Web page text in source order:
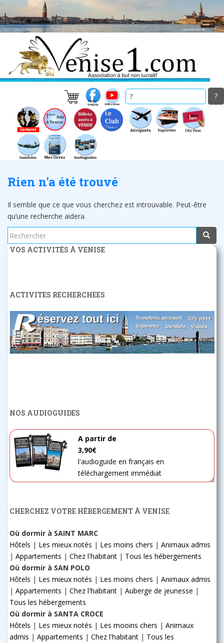
to
main
Rien n'a été trouvé
Il semble que ce que vous cherchez est introuvable. Peut-être
qu’une recherche aidera.
Rechercher...
VOS ACTIVITÉS À VENISE
ACTIVITES RECHERCHEES
NOS AUDIOGUIDES
A partir de
3,90€
l'audioguide en français en
téléchargement immédiat
CHERCHEZ VOTRE HÉBERGEMENT À VENISE
Où dormir à SAINT MARC
Hôtels | Les mieux notés | Les moins chers | Animaux admis
| Appartements | Chez l'habitant | Tous les hébergements
Où dormir à SAN POLO
Hôtels | Les mieux notés | Les moins chers | Animaux admis
| Appartements | Chez l'habitant | Auberge de jeunesse |
Tous les hébergements
Où dormir à SANTA CROCE
Hôtels | Les mieux notés | Les mooins chers | Animaux
admis | Appartements | Chez l'habitant | Tous les